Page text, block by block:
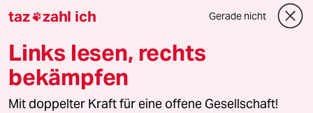
Downloads für Abonnierende
© 2026 taz Verlags und Vertriebs GmbH
Alle Rechte vorbehalten. Bei rechtlichen Fragen oder für Genehmigungen
taz zahl ich Gerade nicht
Links lesen, rechts
bekämpfen
Mit doppelter Kraft für eine offene Gesellschaft!